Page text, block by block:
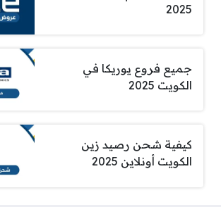
2025
جميع فروع يوريكا في
الكويت 2025
كيفية شحن رصيد زين
الكويت أونلاين 2025